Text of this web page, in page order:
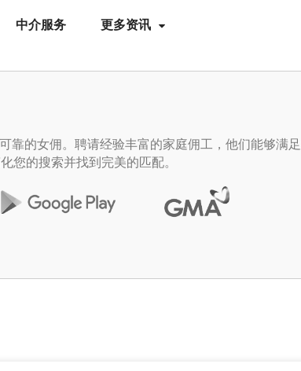
中介服务 更多资讯
靠的女佣。聘请经验丰富的家庭佣工，他们能够满
您的搜索并找到完美的匹配。